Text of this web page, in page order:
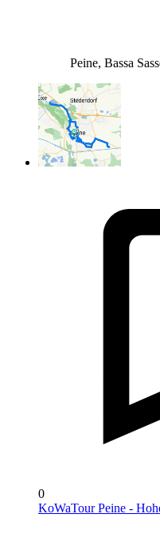
Peine, Bassa
0
KoWaTour Peine -